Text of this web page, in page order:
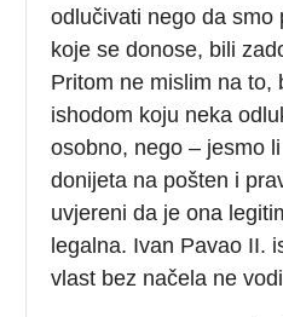
odlučivati nego da smo
koje se donose, bili
Pritom ne mislim na to,
ishodom koju neka
osobno, nego – jesmo
donijeta na pošten i
uvjereni da je ona
legalna. Ivan Pavao II.
vlast bez načela ne